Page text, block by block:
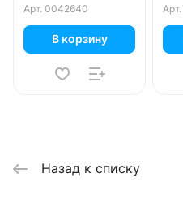
Арт. 0042640
В корзину
Арт.
Назад к списку